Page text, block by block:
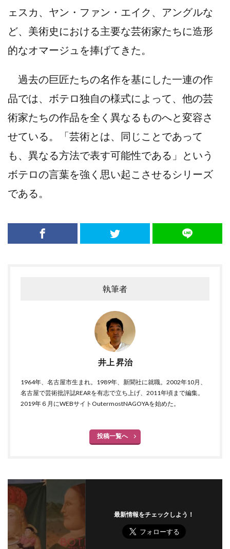
ェスカ、ヤン・ファン・エイク、アングルな
ど、美術史における主要な芸術家たちに造形
的なオマージュを捧げてきた。
過去の巨匠たちの名作を基にした一連の作
品では、ボテロ独自の様式によって、他の芸
術家たちの作品を全く異なるものへと変容さ
せている。「芸術とは、同じことであって
も、異なる方法で表す可能性である」という
ボテロの言葉を強く思い起こさせるシリーズ
である。
執筆者
井上 昇治
1964年、名古屋市生まれ。1989年、新聞社に就職。2002年10月、
名古屋で芸術批評誌REARを有志で立ち上げ、2011年頃まで編集。
2019年６月にWEBサイトOutermostNAGOYAを始めた。
投稿一覧へ
最新情報をチェックしよう！